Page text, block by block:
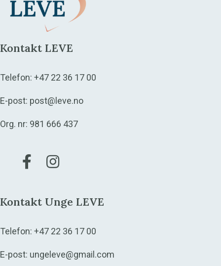
Kontakt LEVE
Telefon: +47 22 36 17 00
E-post: post@leve.no
Org. nr: 981 666 437
Gå til vår Facebook
Gå til vår Instagram
Kontakt Unge LEVE
Telefon: +47 22 36 17 00
E-post: ungeleve@gmail.com